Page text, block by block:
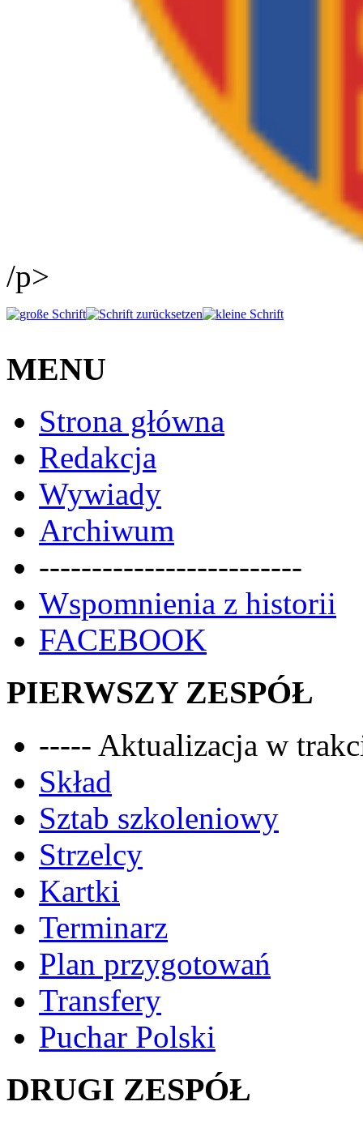
/p>
MENU
Strona główna
Redakcja
Wywiady
Archiwum
-------------------------
Wspomnienia z historii
FACEBOOK
PIERWSZY ZESPÓŁ
----- Aktualizacja w
Skład
Sztab szkoleniowy
Strzelcy
Kartki
Terminarz
Plan przygotowań
Transfery
Puchar Polski
DRUGI ZESPÓŁ